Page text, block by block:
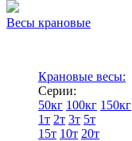
Весы крановые
Крановые весы:
Серии:
50кг 100кг 150кг
1т 2т 3т 5т
15т 10т 20т